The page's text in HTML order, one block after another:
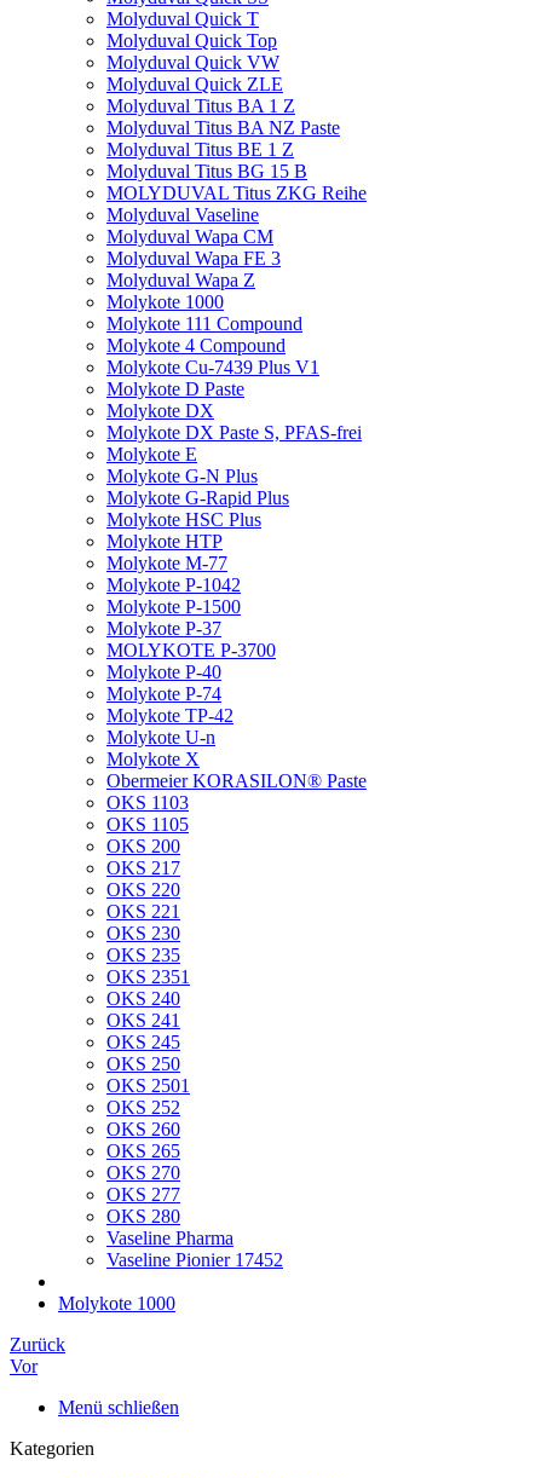
Molyduval Quick T
Molyduval Quick Top
Molyduval Quick VW
Molyduval Quick ZLE
Molyduval Titus BA 1 Z
Molyduval Titus BA NZ Paste
Molyduval Titus BE 1 Z
Molyduval Titus BG 15 B
MOLYDUVAL Titus ZKG Reihe
Molyduval Vaseline
Molyduval Wapa CM
Molyduval Wapa FE 3
Molyduval Wapa Z
Molykote 1000
Molykote 111 Compound
Molykote 4 Compound
Molykote Cu-7439 Plus V1
Molykote D Paste
Molykote DX
Molykote DX Paste S, PFAS-frei
Molykote E
Molykote G-N Plus
Molykote G-Rapid Plus
Molykote HSC Plus
Molykote HTP
Molykote M-77
Molykote P-1042
Molykote P-1500
Molykote P-37
MOLYKOTE P-3700
Molykote P-40
Molykote P-74
Molykote TP-42
Molykote U-n
Molykote X
Obermeier KORASILON® Paste
OKS 1103
OKS 1105
OKS 200
OKS 217
OKS 220
OKS 221
OKS 230
OKS 235
OKS 2351
OKS 240
OKS 241
OKS 245
OKS 250
OKS 2501
OKS 252
OKS 260
OKS 265
OKS 270
OKS 277
OKS 280
Vaseline Pharma
Vaseline Pionier 17452
Molykote 1000
Zurück
Vor
Menü schließen
Kategorien